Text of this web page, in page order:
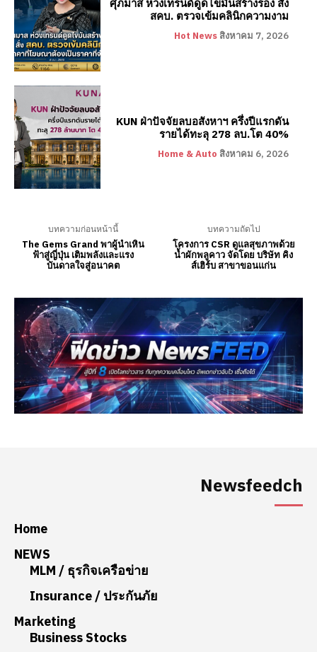
Newsfeedch
Home
NEWS
MLM / ธุรกิจเครือข่าย
Insurance / ประกันภัย
Marketing
Business Stocks